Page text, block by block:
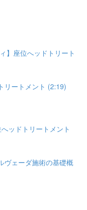
】座位へッドトリート
リートメント (2:19)
ッドトリートメント
ヴェーダ施術の基礎概